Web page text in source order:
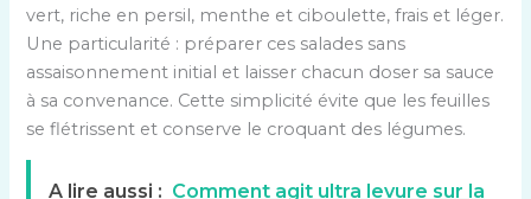
vert, riche en persil, menthe et ciboulette, frais et léger.
Une particularité : préparer ces salades sans
assaisonnement initial et laisser chacun doser sa sauce
à sa convenance. Cette simplicité évite que les feuilles
se flétrissent et conserve le croquant des légumes.
A lire aussi : Comment agit ultra levure sur la